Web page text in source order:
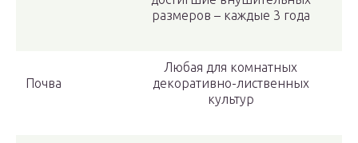
размеров – каждые 3 года
Почва
Любая для комнатных
декоративно-лиственных
культур